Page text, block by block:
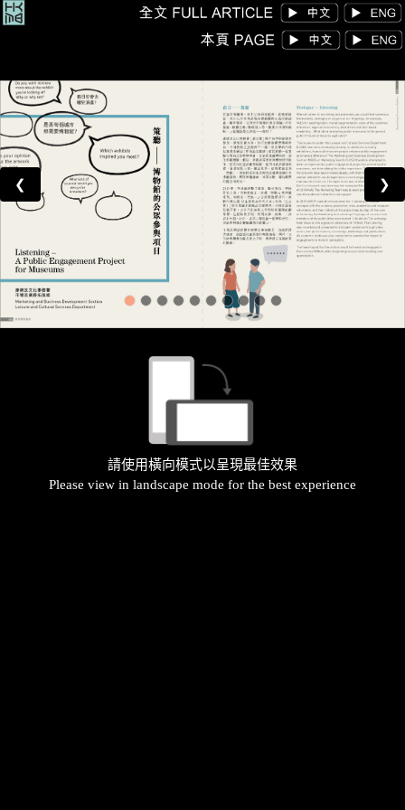
康
署
博
物
馆
❮ ❯
請使用橫向模式以呈現最佳效果
Please view in landscape mode for the best experience